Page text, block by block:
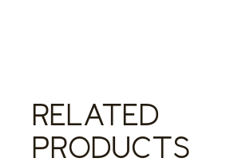
RELATED
PRODUCTS